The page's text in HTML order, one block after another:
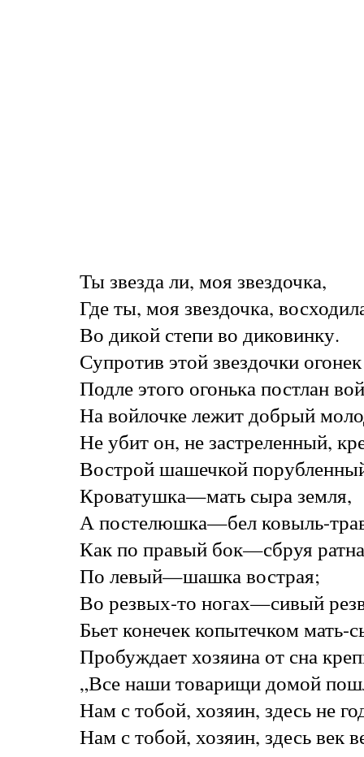
Ты звезда ли, моя звездочка,
Где ты, моя звездочка,
Во дикой степи во диковинку.
Супротив этой звездочки
Подле этого огонька постлан
На войлочке лежит добрый
Не убит он, не застреленный,
Вострой шашечкой
Кроватушка—мать сыра земля,
А постелюшка—бел ковыль-
Как по правый бок—сбруя
По левый—шашка вострая;
Во резвых-то ногах—сивый
Бьет конечек копытечком мать-
Пробуждает хозяина от сна
„Все наши товарищи домой
Нам с тобой, хозяин, здесь не
Нам с тобой, хозяин, здесь век